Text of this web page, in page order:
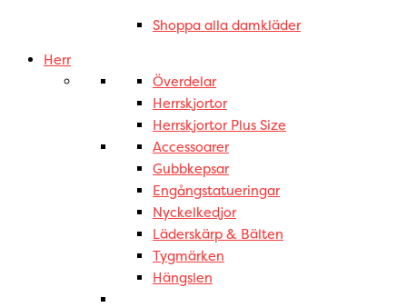
Shoppa alla damkläder
Herr
Överdelar
Herrskjortor
Herrskjortor Plus Size
Accessoarer
Gubbkepsar
Engångstatueringar
Nyckelkedjor
Läderskärp & Bälten
Tygmärken
Hängslen